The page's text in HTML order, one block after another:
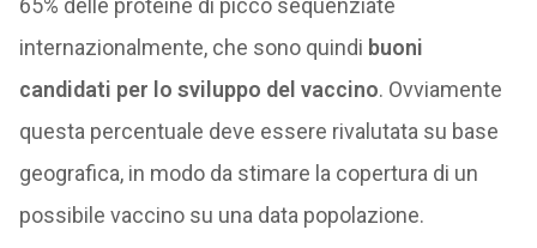
65% delle proteine ​​di picco sequenziate
internazionalmente, che sono quindi buoni
candidati per lo sviluppo del vaccino. Ovviamente
questa percentuale deve essere rivalutata su base
geografica, in modo da stimare la copertura di un
possibile vaccino su una data popolazione.